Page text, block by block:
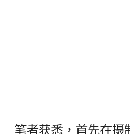
笔者获悉，首先在摄